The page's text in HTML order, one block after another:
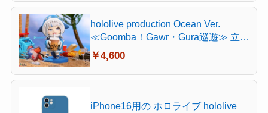
hololive production Ocean Ver.
≪Goomba！Gawr・Gura巡遊≫ 立体
造形付き悠遊カード機能 完成品フィ
ギュア
￥4,600
iPhone16用の ホロライブ hololive